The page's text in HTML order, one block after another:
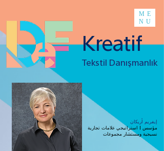
ME
NU
Kreatif
Tekstil Danışmanlık
إيفريم أريكان
مؤسس | استراتيجي علامات تجارية
نسيجية ومستشار مجموعات